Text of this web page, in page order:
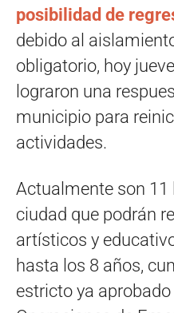
posibilidad de
debido al
obligatorio, hoy
lograron una
municipio para
actividades.
Actualmente son 11
ciudad que podrán
artísticos y
hasta los 8 años,
estricto ya aprobado